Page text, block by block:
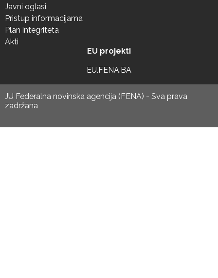
Javni oglasi
Pristup informacijama
Plan integriteta
Akti
EU projekti
EU.FENA.BA
JU Federalna novinska agencija (FENA) - Sva prava
zadržana